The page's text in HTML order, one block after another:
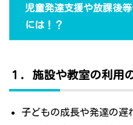
児童発達支援や放課後
には！？
１．施設や教室の利用
子どもの成長や発達の遅